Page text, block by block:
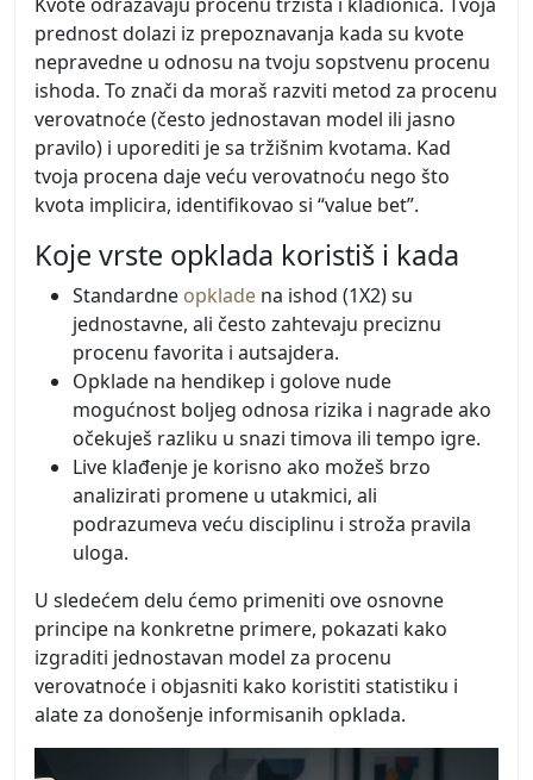
prednost dolazi iz prepoznavanja kada su kvote
nepravedne u odnosu na tvoju sopstvenu procenu
ishoda. To znači da moraš razviti metod za procenu
verovatnoće (često jednostavan model ili jasno
pravilo) i uporediti je sa tržišnim kvotama. Kad
tvoja procena daje veću verovatnoću nego što
kvota implicira, identifikovao si “value bet”.
Koje vrste opklada koristiš i kada
Standardne opklade na ishod (1X2) su
jednostavne, ali često zahtevaju preciznu
procenu favorita i autsajdera.
Opklade na hendikep i golove nude
mogućnost boljeg odnosa rizika i nagrade ako
očekuješ razliku u snazi timova ili tempo igre.
Live klađenje je korisno ako možeš brzo
analizirati promene u utakmici, ali
podrazumeva veću disciplinu i stroža pravila
uloga.
U sledećem delu ćemo primeniti ove osnovne
principe na konkretne primere, pokazati kako
izgraditi jednostavan model za procenu
verovatnoće i objasniti kako koristiti statistiku i
alate za donošenje informisanih opklada.